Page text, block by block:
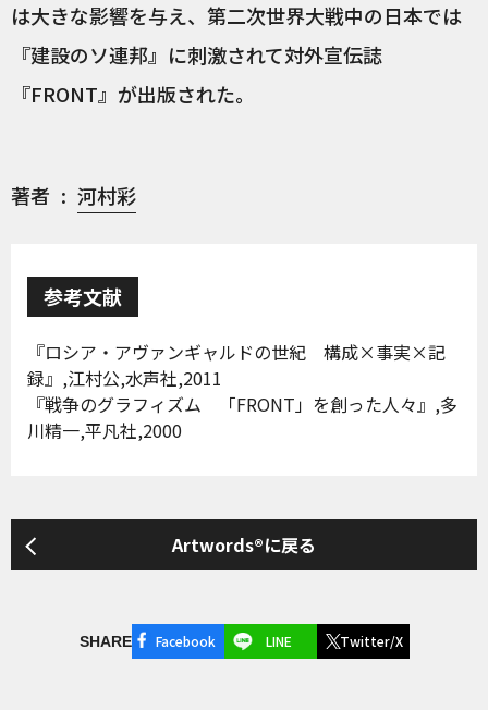
は大きな影響を与え、第二次世界大戦中の日本では
『建設のソ連邦』に刺激されて対外宣伝誌
『FRONT』が出版された。
著者 河村彩
参考文献
『ロシア・アヴァンギャルドの世紀 構成×事実×記
録』,江村公,水声社,2011
『戦争のグラフィズム 「FRONT」を創った人々』,多
川精一,平凡社,2000
Artwords®に戻る
SHARE Facebook LINE Twitter/X